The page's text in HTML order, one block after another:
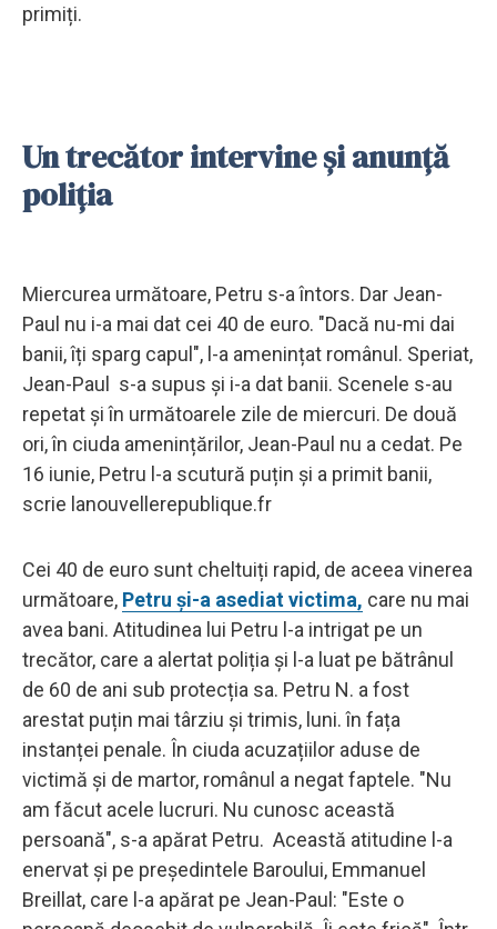
primiți.
Un trecător intervine și anunță
poliția
Miercurea următoare, Petru s-a întors. Dar Jean-
Paul nu i-a mai dat cei 40 de euro. "Dacă nu-mi dai
banii, îți sparg capul", l-a amenințat românul. Speriat,
Jean-Paul s-a supus și i-a dat banii. Scenele s-au
repetat și în următoarele zile de miercuri. De două
ori, în ciuda amenințărilor, Jean-Paul nu a cedat. Pe
16 iunie, Petru l-a scutură puțin și a primit banii,
scrie lanouvellerepublique.fr
Cei 40 de euro sunt cheltuiți rapid, de aceea vinerea
următoare, Petru și-a asediat victima, care nu mai
avea bani. Atitudinea lui Petru l-a intrigat pe un
trecător, care a alertat poliția și l-a luat pe bătrânul
de 60 de ani sub protecția sa. Petru N. a fost
arestat puțin mai târziu și trimis, luni. în fața
instanței penale. În ciuda acuzațiilor aduse de
victimă și de martor, românul a negat faptele. "Nu
am făcut acele lucruri. Nu cunosc această
persoană", s-a apărat Petru. Această atitudine l-a
enervat și pe președintele Baroului, Emmanuel
Breillat, care l-a apărat pe Jean-Paul: "Este o